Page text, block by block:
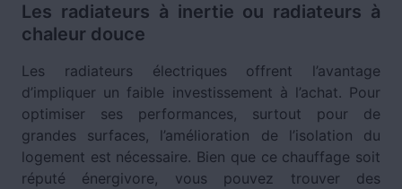
Les radiateurs à inertie ou radiateurs à
chaleur douce
Les radiateurs électriques offrent l’avantage
d’impliquer un faible investissement à l’achat. Pour
optimiser ses performances, surtout pour de
grandes surfaces, l’amélioration de l’isolation du
logement est nécessaire. Bien que ce chauffage soit
réputé énergivore, vous pouvez trouver des